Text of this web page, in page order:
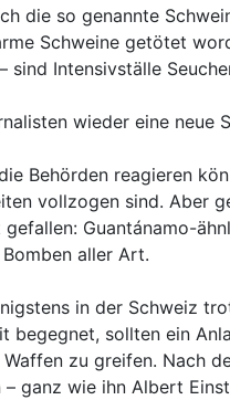
die so genannte
Schweine getötet
sind Intensivställe
wieder eine neue
Behörden reagieren
vollzogen sind. Aber
Guantánamo-
aller Art.
in der Schweiz
begegnet, sollten ein
zu greifen. Nach
ganz wie ihn Albert